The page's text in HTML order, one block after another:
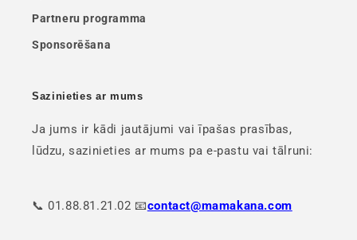
Partneru programma
Sponsorēšana
Sazinieties ar mums
Ja jums ir kādi jautājumi vai īpašas prasības,
lūdzu, sazinieties ar mums pa e-pastu vai tālruni:
📞 01.88.81.21.02 📧contact@mamakana.com